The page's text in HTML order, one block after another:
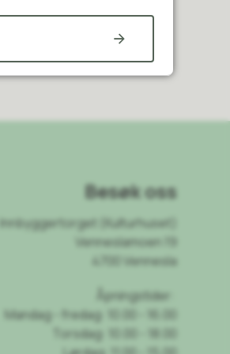
Besøk oss
Innbyggertorget (Kulturhuset)
Venneslamoen 19
4700 Vennesla
Åpningstider:
Mandag - fredag: 10.00 - 16.00
Torsdag: 10.00 - 18.00